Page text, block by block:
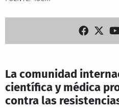
La comunidad
científica y médica
contra las